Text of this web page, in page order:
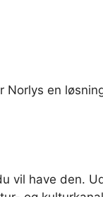
Norlys en
vil have den.